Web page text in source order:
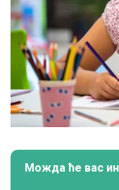
Можда ће вас